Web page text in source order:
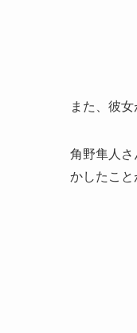
また、彼
角野隼人
かしたこと